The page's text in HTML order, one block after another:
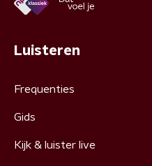
Luisteren
Frequenties
Gids
Kijk & luister live